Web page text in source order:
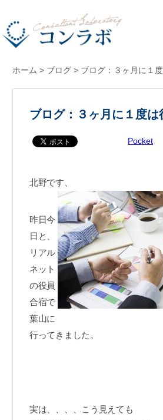
ホーム > ブログ > ブログ：３ヶ月に１
ブログ：３ヶ月に１度は
Pocket
北野です、
昨日今
日と、
リアル
ネット
の役員
合宿で
葉山に
行ってきました。
実は、、、、こう見えても